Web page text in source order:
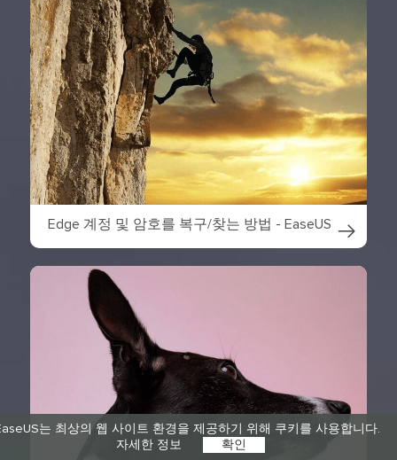
는 최상의 웹 사이트 환경을 제공하기 위해 쿠키를 사용합니다.
자세한 정보
확인
Edge 계정 및 암호를 복구/찾는 방법 - EaseUS